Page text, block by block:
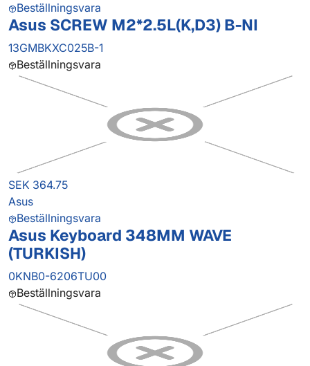
Beställningsvara
Asus SCREW M2*2.5L(K,D3) B-NI
13GMBKXC025B-1
Beställningsvara
SEK 364.75
Asus
Beställningsvara
Asus Keyboard 348MM WAVE
(TURKISH)
0KNB0-6206TU00
Beställningsvara